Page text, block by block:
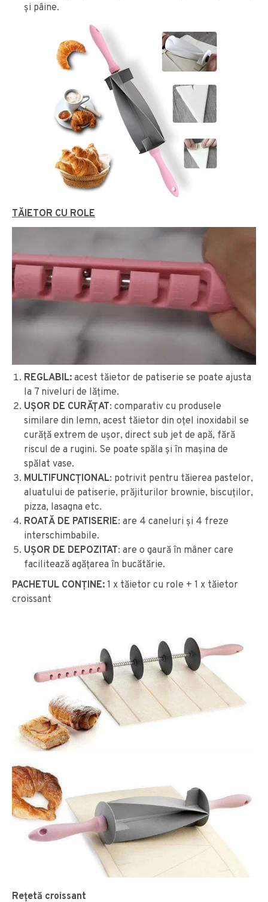
și pâine.
TĂIETOR CU ROLE
REGLABIL: acest tăietor de patiserie se poate ajusta
la 7 niveluri de lățime.
UȘOR DE CURĂȚAT: comparativ cu produsele
similare din lemn, acest tăietor din oțel inoxidabil se
curăță extrem de ușor, direct sub jet de apă, fără
riscul de a rugini. Se poate spăla și în mașina de
spălat vase.
MULTIFUNCȚIONAL: potrivit pentru tăierea pastelor,
aluatului de patiserie, prăjiturilor brownie, biscuților,
pizza, lasagna etc.
ROATĂ DE PATISERIE: are 4 caneluri și 4 freze
interschimbabile.
UȘOR DE DEPOZITAT: are o gaură în mâner care
facilitează agățarea în bucătărie.
PACHETUL CONȚINE: 1 x tăietor cu role + 1 x tăietor
croissant
Rețetă croissant